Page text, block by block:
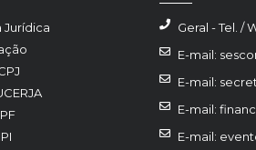
Jurídica
Geral - Tel. /
E-mail:
E-mail:
E-mail:
E-mail: